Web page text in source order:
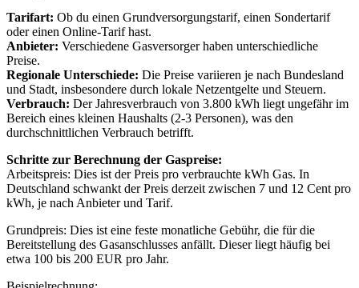
Tarifart: Ob du einen Grundversorgungstarif, einen Sondertarif
oder einen Online-Tarif hast.
Anbieter: Verschiedene Gasversorger haben unterschiedliche
Preise.
Regionale Unterschiede: Die Preise variieren je nach Bundesland
und Stadt, insbesondere durch lokale Netzentgelte und Steuern.
Verbrauch: Der Jahresverbrauch von 3.800 kWh liegt ungefähr im
Bereich eines kleinen Haushalts (2-3 Personen), was den
durchschnittlichen Verbrauch betrifft.
Schritte zur Berechnung der Gaspreise:
Arbeitspreis: Dies ist der Preis pro verbrauchte kWh Gas. In
Deutschland schwankt der Preis derzeit zwischen 7 und 12 Cent pro
kWh, je nach Anbieter und Tarif.
Grundpreis: Dies ist eine feste monatliche Gebühr, die für die
Bereitstellung des Gasanschlusses anfällt. Dieser liegt häufig bei
etwa 100 bis 200 EUR pro Jahr.